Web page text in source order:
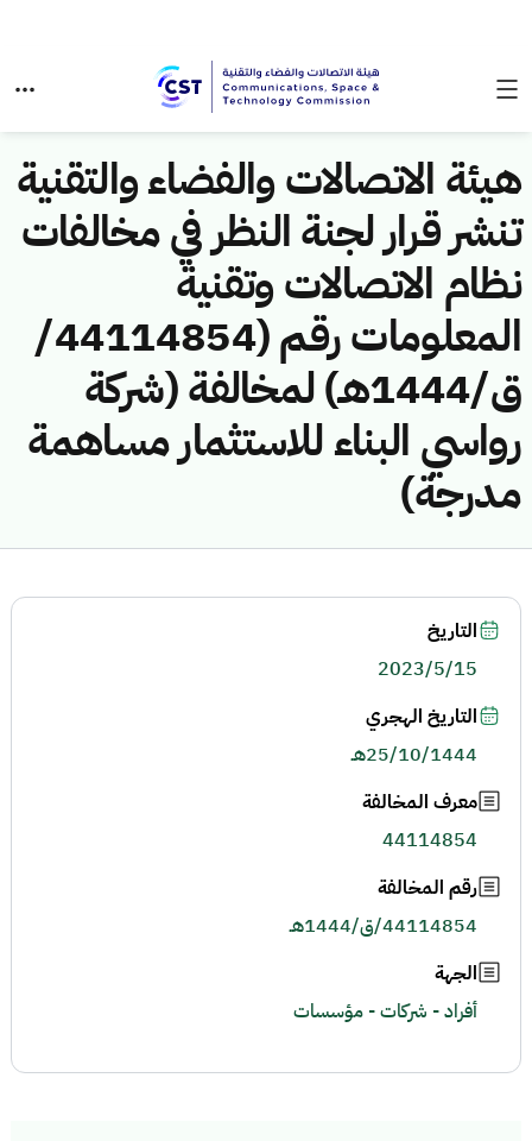
هيئة الاتصالات والفضاء والتقنية
تنشر قرار لجنة النظر في مخالفات
نظام الاتصالات وتقنية
المعلومات رقم (44114854/
ق/1444هـ) لمخالفة (شركة
رواسي البناء للاستثمار مساهمة
مدرجة)
التاريخ
2023/5/15
التاريخ الهجري
25/10/1444هـ
معرف المخالفة
44114854
رقم المخالفة
44114854/ق/1444هـ
الجهة
أفراد - شركات - مؤسسات